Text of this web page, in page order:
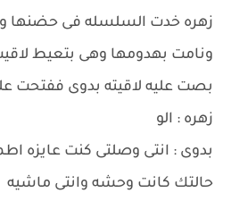
زهره خدت السلسله فى حضنها
ونامت بهدومها وهى بتعيط لاقيت
بصت عليه لاقيته بدوى ففتحت
زهره : الو
بدوى : انتى وصلتى كنت عايزه
حالتك كانت وحشه وانتى ماشيه